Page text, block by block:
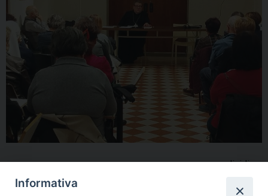
condividi su
E
Informativa